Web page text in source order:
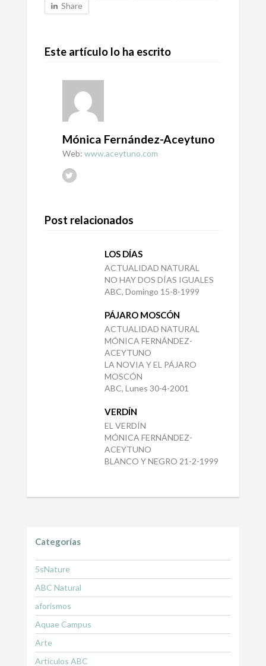
Share
Este artículo lo ha escrito
Mónica Fernández-Aceytuno
Web: www.aceytuno.com
Post relacionados
LOS DÍAS
ACTUALIDAD NATURAL
NO HAY DOS DÍAS IGUALES
ABC, Domingo 15-8-1999
PÁJARO MOSCÓN
ACTUALIDAD NATURAL
MÓNICA FERNÁNDEZ-
ACEYTUNO
LA NOVIA Y EL PÁJARO
MOSCÓN
ABC, Lunes 30-4-2001
VERDÍN
EL VERDÍN
MÓNICA FERNÁNDEZ-
ACEYTUNO
BLANCO Y NEGRO 21-2-1999
Categorías
5sNature
ABC Natural
aforismos
Aquae Campus
Arte
Artículos ABC